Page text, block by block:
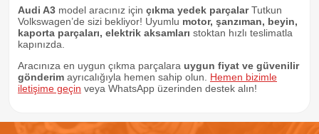
Audi A3 model aracınız için çıkma yedek parçalarTutkun
Volkswagen’de sizi bekliyor! Uyumlu motor, şanzıman, beyin,
kaporta parçaları, elektrik aksamları stoktan hızlı teslimatla
kapınızda.
Aracınıza en uygun çıkma parçalara uygun fiyat ve güvenilir
gönderim ayrıcalığıyla hemen sahip olun. Hemen bizimle
iletişime geçin veya WhatsApp üzerinden destek alın!